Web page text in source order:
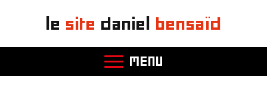
le site daniel bensaïd
MENU